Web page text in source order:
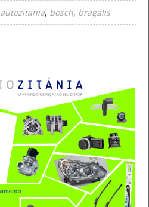
autozitania bosch bragalis